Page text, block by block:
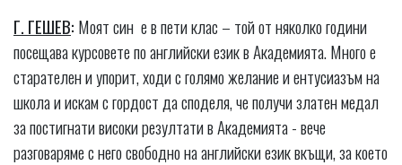
Г. ГЕШЕВ: Моят син е в пети клас – той от няколко години
посещава курсовете по английски език в Академията. Много е
старателен и упорит, ходи с голямо желание и ентусиазъм на
школа и искам с гордост да споделя, че получи златен медал
за постигнати високи резултати в Академията - вече
разговаряме с него свободно на английски език вкъщи, за което